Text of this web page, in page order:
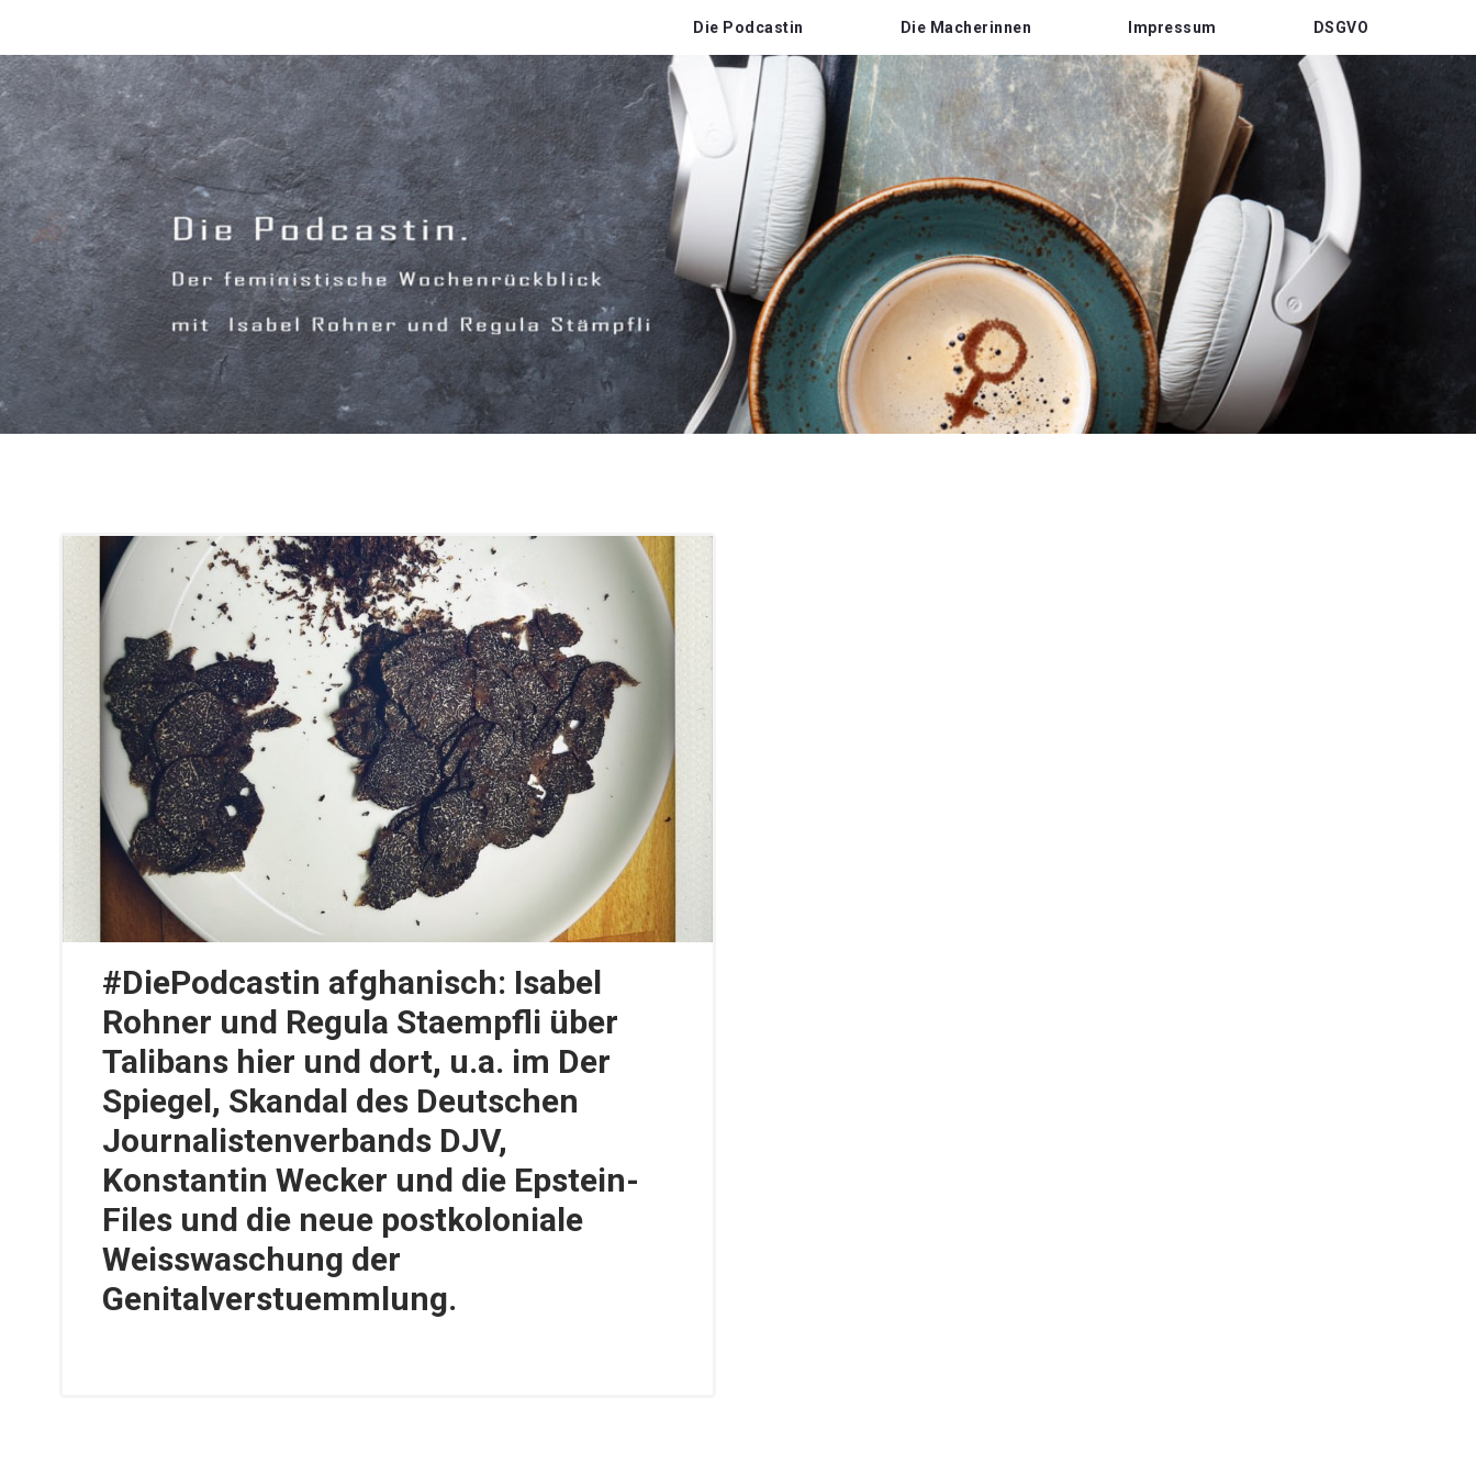
Die Podcastin Die Macherinnen Impressum DSGVO
#DiePodcastin afghanisch: Isabel
Rohner und Regula Staempfli über
Talibans hier und dort, u.a. im Der
Spiegel, Skandal des Deutschen
Journalistenverbands DJV,
Konstantin Wecker und die Epstein-
Files und die neue postkoloniale
Weisswaschung der
Genitalverstuemmlung.